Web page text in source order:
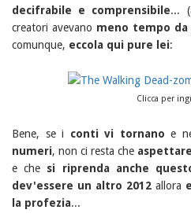
decifrabile e comprensibile...
creatori avevano meno tempo da
comunque, eccola qui pure lei:
Clicca per
Bene, se i conti vi tornano e
numeri, non ci resta che
e che si riprenda anche
dev'essere un altro 2012 allora
la profezia...